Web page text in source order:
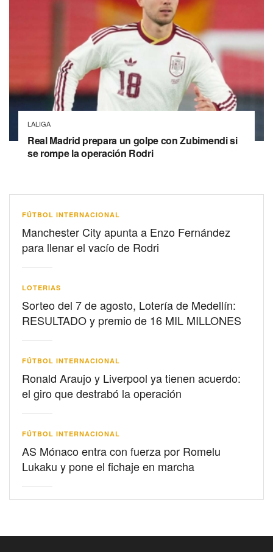
LALIGA
Real Madrid prepara un golpe con Zubimendi si
se rompe la operación Rodri
FÚTBOL INTERNACIONAL
Manchester City apunta a Enzo Fernández
para llenar el vacío de Rodri
LOTERIAS
Sorteo del 7 de agosto, Lotería de Medellín:
RESULTADO y premio de 16 MIL MILLONES
FÚTBOL INTERNACIONAL
Ronald Araujo y Liverpool ya tienen acuerdo:
el giro que destrabó la operación
FÚTBOL INTERNACIONAL
AS Mónaco entra con fuerza por Romelu
Lukaku y pone el fichaje en marcha